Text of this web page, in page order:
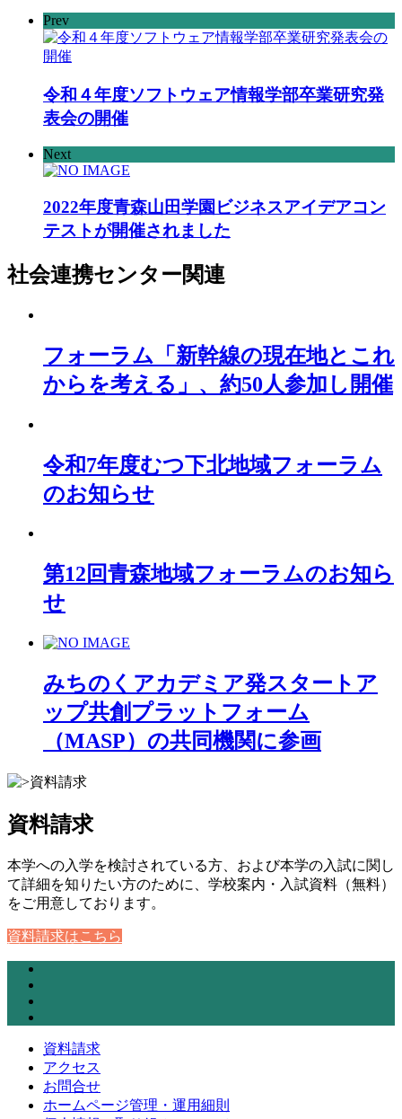
Prev
令和４年度ソフトウェア情報学部卒業研究発
表会の開催
Next
2022年度青森山田学園ビジネスアイデアコン
テストが開催されました
社会連携センター関連
フォーラム「新幹線の現在地とこれ
からを考える」、約50人参加し開催
令和7年度むつ下北地域フォーラム
のお知らせ
第12回青森地域フォーラムのお知ら
せ
みちのくアカデミア発スタートア
ップ共創プラットフォーム
（MASP）の共同機関に参画
資料請求
本学への入学を検討されている方、および本学の入試に関し
て詳細を知りたい方のために、学校案内・入試資料（無料）
をご用意しております。
資料請求はこちら
資料請求
アクセス
お問合せ
ホームページ管理・運用細則